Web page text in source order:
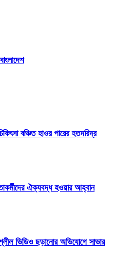
বঞ্চিত হাওর পারের হতদরিদ্র
ঐক্যবদ্ধ হওয়ার আহ্বান
ভিডিও ছড়ানোর অভিযোগে সাভার